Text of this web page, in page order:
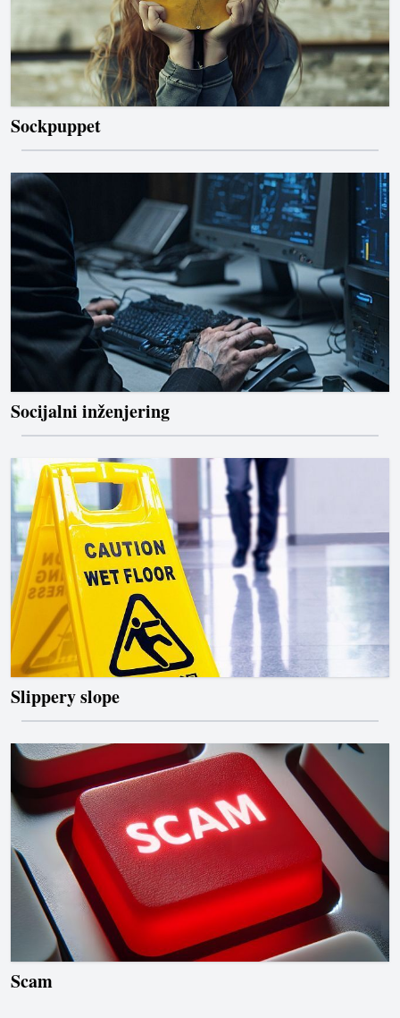
Sockpuppet
Socijalni inženjering
Slippery slope
Scam